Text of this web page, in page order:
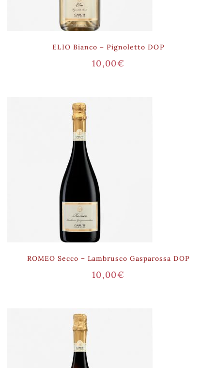
ELIO Bianco – Pignoletto DOP
10,00€
ROMEO Secco – Lambrusco Gasparossa DOP
10,00€